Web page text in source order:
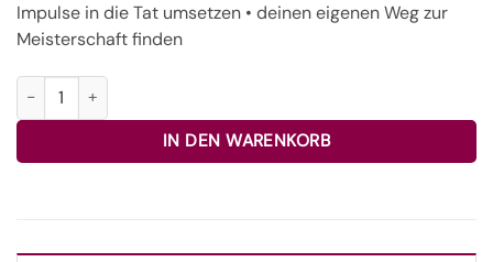
Impulse in die Tat umsetzen • deinen eigenen Weg zur
Meisterschaft finden
Sanat Kumara Aura-Spray 100ml Menge
IN DEN WARENKORB